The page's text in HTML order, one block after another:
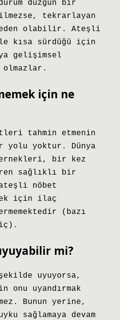
düzgün bir
tekrarlayan
olabilir. Ateşli
kısa sürdüğü için
gelişimsel
olmazlar.
için ne
tahmin etmenin
yolu yoktur. Dünya
bir kez
sağlıklı bir
nöbet
için ilaç
(bazı
mi?
uyuyorsa,
onu uyandırmak
Bunun yerine,
sağlamaya devam